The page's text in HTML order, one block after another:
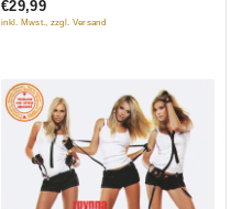
of
€29,99
inkl. Mwst., zzgl. Versand